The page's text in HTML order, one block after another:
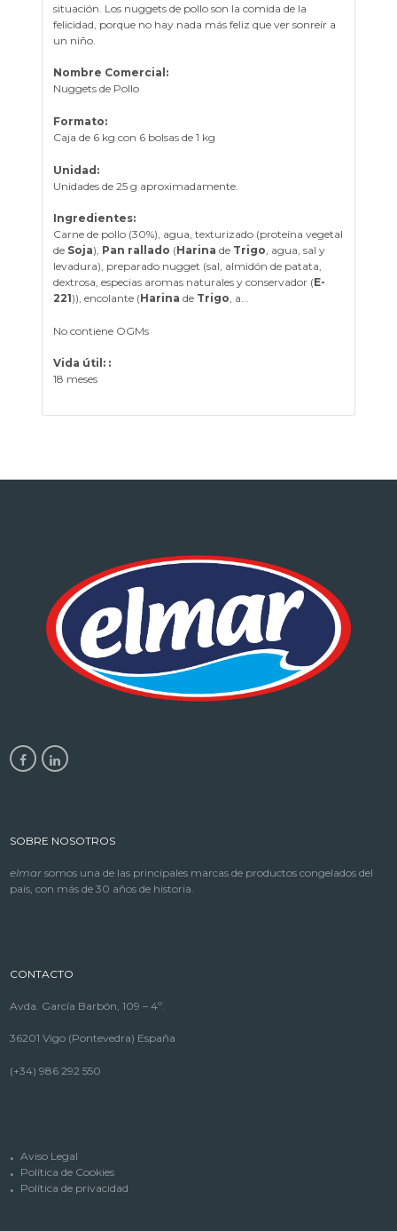
situación. Los nuggets de pollo son la comida de la
felicidad, porque no hay nada más feliz que ver sonreír a
un niño.
Nombre Comercial:
Nuggets de Pollo
Formato:
Caja de 6 kg con 6 bolsas de 1 kg
Unidad:
Unidades de 25 g aproximadamente.
Ingredientes:
Carne de pollo (30%), agua, texturizado (proteína vegetal
de Soja), Pan rallado (Harina de Trigo, agua, sal y
levadura), preparado nugget (sal, almidón de patata,
dextrosa, especias aromas naturales y conservador (E-
221)), encolante (Harina de Trigo, a...
No contiene OGMs
Vida útil: :
18 meses
SOBRE NOSOTROS
elmar somos una de las principales marcas de productos congelados del
país, con más de 30 años de historia.
CONTACTO
Avda. García Barbón, 109 – 4º.
36201 Vigo (Pontevedra) España
(+34) 986 292 550
Aviso Legal
Política de Cookies
Política de privacidad